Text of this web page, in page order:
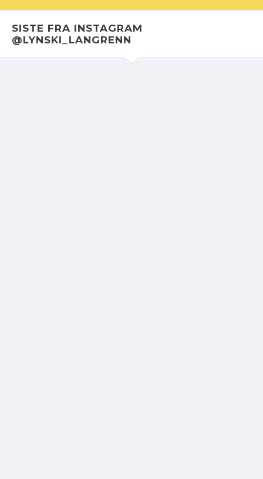
SISTE FRA INSTAGRAM
@LYNSKI_LANGRENN